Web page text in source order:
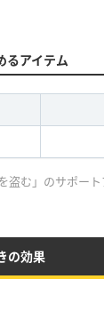
るアイテム
盗む」のサポー
の効果